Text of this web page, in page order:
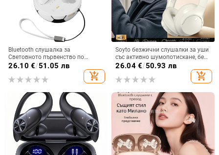
Bluetooth слушалка за
Световното първенство по
футбол — частен модел,
персонализирана, полуин-ушна,
Bluetooth 5.4, обхват 10 м, 4–8 ч
26.10 €/51.05 лв
add_shopping_cart
Soyto безжични слушалки за уши
със активно шумопотискане, без
изтичане на звук, Bluetooth 5.4,
обхват 10 m, двуканално стерео,
OEM персонализация
26.04€/50.93 лв
add_shopping_cart